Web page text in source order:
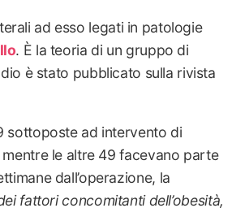
ad esso legati in patologie
. È la teoria di un gruppo di
è stato pubblicato sulla rivista
sottoposte ad intervento di
le altre 49 facevano parte
dall’operazione, la
fattori concomitanti dell’obesità,